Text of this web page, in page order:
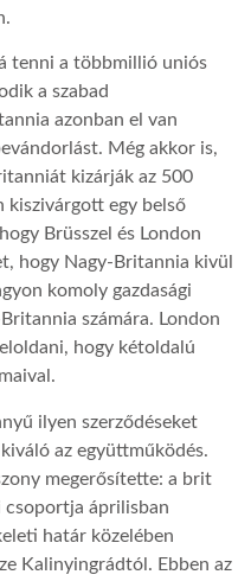
tenni a többmillió uniós
a szabad
azonban el van
Még akkor is,
kizárják az 500
kiszivárgott egy belső
Brüsszel és London
hogy Nagy-Britannia kivül
komoly gazdasági
számára. London
hogy kétoldalú
ilyen szerződéseket
az együttműködés.
megerősítette: a brit
áprilisban
határ közelében
Kalinyingrádtól. Ebben az